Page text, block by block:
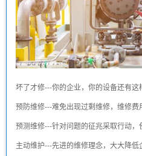
坏了才修---你的企业，你的设备还有这
预防维修---难免出现过剩维修，维修费
预测维修---针对问题的征兆采取行动，
主动维护---先进的维修理念，大大降低